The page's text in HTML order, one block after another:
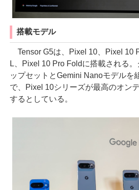
搭載モデル
Tensor G5は、Pixel 10、Pixel 10
L、Pixel 10 Pro Foldに搭載される
ップセットとGemini Nanoモデルを
で、Pixel 10シリーズが最高のオン
するとしている。